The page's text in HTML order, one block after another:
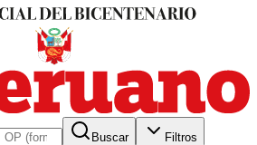
Buscar Filtros